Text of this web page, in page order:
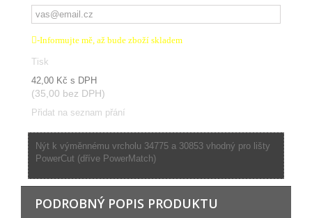
-Informujte mě, až bude zboží skladem
Tisk
42,00 Kč s DPH
(35,00 bez DPH)
Přidat na seznam přání
Nýt k výměnnému vrcholu 34775 a 30853 vhodný pro lišty
PowerCut (dříve PowerMatch)
PODROBNÝ POPIS PRODUKTU